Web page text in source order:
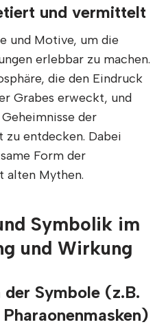
und vermittelt
und Motive, um die
erlebbar zu machen.
die den Eindruck
Grabes erweckt, und
der
entdecken. Dabei
Form der
alten Mythen.
Symbolik im
und Wirkung
Symbole (z.B.